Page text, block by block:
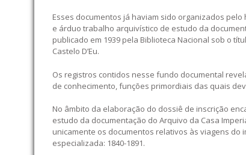
Esses documentos já haviam sido organizados
e árduo trabalho arquivístico de estudo da
publicado em 1939 pela Biblioteca Nacional sob o
Castelo D’Eu.
Os registros contidos nesse fundo documental
de conhecimento, funções primordiais das quais
No âmbito da elaboração do dossiê de inscrição
estudo da documentação do Arquivo da Casa
unicamente os documentos relativos às viagens
especializada: 1840-1891.